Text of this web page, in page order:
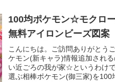
100均ポケモン☆モクロ
無料アイロンビーズ図案
こんにちは。ご訪問ありがとう
ケモン(新キャラ)情報追加され
い近ごろの我が家☆というわけ
選ぶ相棒ポケモン(御三家)を100